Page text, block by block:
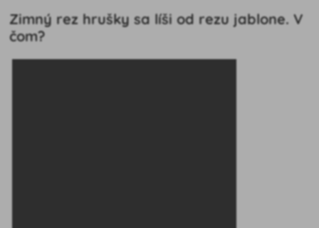
Zimný rez hrušky sa líši od rezu jablone. V
čom?